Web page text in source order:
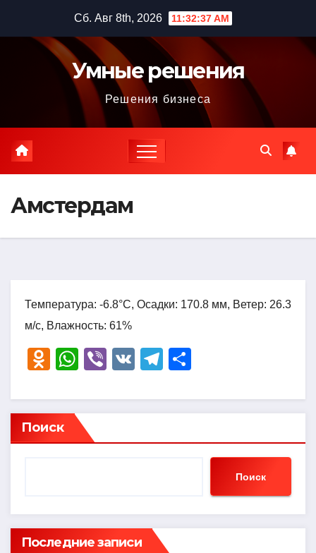
содержимому
Сб. Авг 8th, 2026 11:32:38 AM
Умные решения
Решения бизнеса
Амстердам
Температура: -6.8°C, Осадки: 170.8 мм, Ветер: 26.3
м/с, Влажность: 61%
O
n
o
kl
ni
ki
W
at
s
A
Vi
er
V
T
e
a
р
в
ть
Поиск
Поиск
Последние записи